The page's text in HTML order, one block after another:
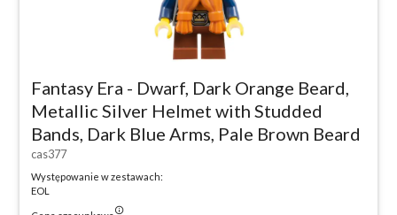
Fantasy Era - Dwarf, Dark Orange Beard,
Metallic Silver Helmet with Studded
Bands, Dark Blue Arms, Pale Brown Beard
cas377
Występowanie w zestawach:
EOL
info_outlined